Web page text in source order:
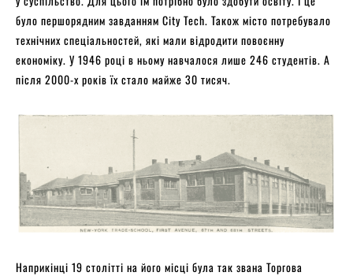
було першорядним завданням City Tech. Також місто потребувало
технічних спеціальностей, які мали відродити повоєнну
економіку. У 1946 році в ньому навчалося лише 246 студентів. А
після 2000-х років їх стало майже 30 тисяч.
Наприкінці 19 столітті на його місці була так звана Торгова